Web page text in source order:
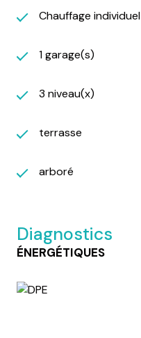
Chauffage
1 garage(s)
3 niveau(x)
terrasse
arboré
Diagnostics
ÉNERGÉTIQUES